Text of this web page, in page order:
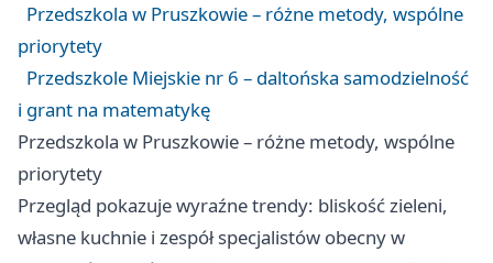
Przedszkola w Pruszkowie – różne metody, wspólne
priorytety
Przedszkole Miejskie nr 6 – daltońska samodzielność
i grant na matematykę
Przedszkola w Pruszkowie – różne metody, wspólne
priorytety
Przegląd pokazuje wyraźne trendy: bliskość zieleni,
własne kuchnie i zespół specjalistów obecny w